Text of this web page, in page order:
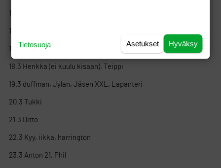
12.3 Kobo
14.3 StiX
17.3 Zapal
18.3 Henkka (ei kuulu kisaan), Teippi
19.3 duffman, Jylan, Jäsen XXL, Lapanteri
20.3 Tukki
21.3 Ditto
22.3 Kyy, iikka, harrington
23.3 Anton 21, Phil
Hyväksy
Asetukset
Tietosuoja